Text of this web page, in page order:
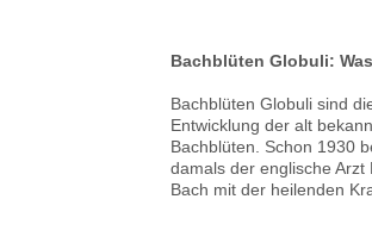
Bachblüten Globuli:
Bachblüten Globuli sind
Entwicklung der alt
Bachblüten. Schon 1930
damals der englische Arzt
Bach mit der heilenden